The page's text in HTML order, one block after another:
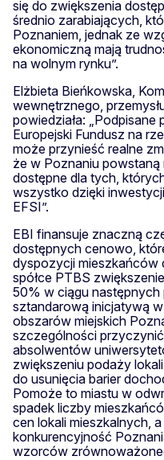
się do zwiększenia
średnio zarabiających,
Poznaniem, jednak ze
ekonomiczną mają
na wolnym rynku”.
Elżbieta Bieńkowska,
wewnętrznego,
powiedziała:
Europejski Fundusz na
może przynieść realne
że w Poznaniu powstaną
dostępne dla tych,
wszystko dzięki
EFSI”.
EBI finansuje znaczną
dostępnych cenowo,
dyspozycji mieszkańców
spółce PTBS
50% w ciągu następnych
sztandarową inicjatywą
obszarów miejskich
szczególności
absolwentów
zwiększeniu podaży
do usunięcia barier
Pomoże to miastu w
spadek liczby
cen lokali mieszkalnych,
konkurencyjność
wzorców